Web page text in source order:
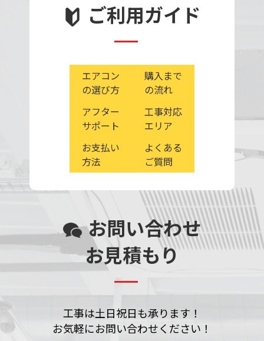
ご利用ガイド
エアコン
の選び方
購入まで
の流れ
アフター
サポート
工事対応
エリア
お支払い
方法
よくある
ご質問
お問い合わせ
お見積もり
工事は土日祝日も承ります！
お気軽にお問い合わせください！